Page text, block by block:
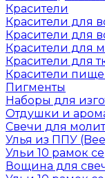
Красители
Красители для
Красители для
Красители для
Красители для
Красители
Пигменты
Наборы для
Отдушки и
Свечи для
Улья из ППУ
Ульи 10 рамок
Вощина для